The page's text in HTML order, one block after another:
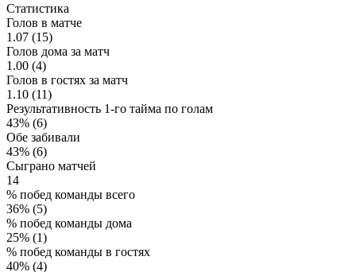
Статистика
Голов в матче
1.07 (15)
Голов дома за матч
1.00 (4)
Голов в гостях за матч
1.10 (11)
Результативность 1-го тайма по голам
43% (6)
Обе забивали
43% (6)
Сыграно матчей
14
% побед команды всего
36% (5)
% побед команды дома
25% (1)
% побед команды в гостях
40% (4)